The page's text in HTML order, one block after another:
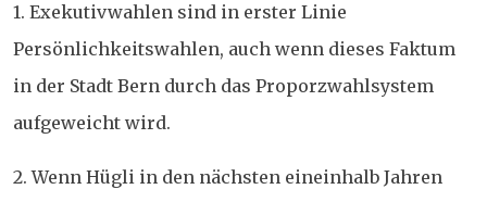
1. Exekutivwahlen sind in erster Linie
Persönlichkeitswahlen, auch wenn dieses Faktum
in der Stadt Bern durch das Proporzwahlsystem
aufgeweicht wird.
2. Wenn Hügli in den nächsten eineinhalb Jahren